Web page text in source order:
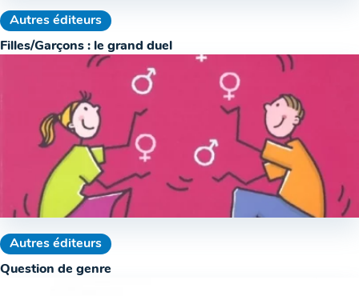
Autres éditeurs
Filles/Garçons : le grand duel
Autres éditeurs
Question de genre